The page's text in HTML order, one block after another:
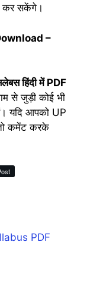
कर सकेंगे।
–
हिंदी में PDF
से जुड़ी कोई भी
यदि आपको UP
तो कमेंट करके
PDF